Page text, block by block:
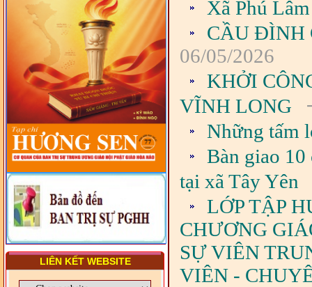
TRUNG ƯƠNG, BAN ĐẠI
DIỆN TỈNH VÀ GIÁO LÝ
VIÊN - CHUYÊN ĐỀ: NHỮNG
VẤN ĐỀ CHUNG VỀ PHÁP
LUẬT VÀ HỆ THỐNG PHÁP
LUẬT VIỆT NAM
- LỚP TẬP HUẤN LỊCH SỬ,
PHÁP LUẬT VIỆT NAM VÀ
HIẾN CHƯƠNG GIÁO HỘI
PGHH NHIỆM KỲ VI (2024-
2029) CHO TRỊ SỰ VIÊN
TRUNG ƯƠNG, BAN ĐẠI
DIỆN TỈNH VÀ GIÁO LÝ
VIÊN - CHUYÊN ĐỀ: SỰ RA
ĐỜI, BẢN CHẤT, CHỨC
NĂNG VÀ HÌNH THỨC CỦA
NƯỚC CHXHCN VIỆT NAM
LIÊN KẾT WEBSITE
Xã Phú
CẦU ĐÌNH
06/05/2026
KHỞI
VĨNH LONG
Những tấm
Bàn giao 10
tại xã Tây Yên
LỚP TẬP
CHƯƠNG
SỰ VIÊN
VIÊN -